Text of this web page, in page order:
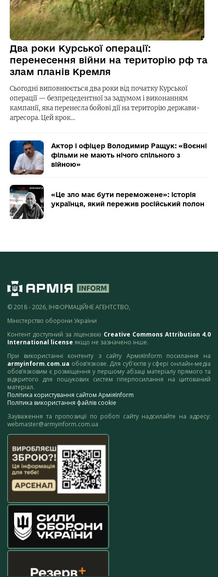
Два роки Курської операції:
перенесення війни на територію рф та
злам планів Кремля
Сьогодні виповнюється два роки від початку Курської
операції — безпрецедентної за задумом і виконанням
кампанії, яка перенесла бойові дії на територію держави-
агресора. Цей крок…
Актор і офіцер Володимир Ращук: «Воєнні
фільми не мають нічого спільного з
війною»
«Це зло має бути переможене»: історія
українця, який пережив російський полон
© 2018 - 2026, ІНФОРМАЦІЙНЕ АГЕНТСТВО,
Міністерство оборони України
Контент доступний за ліцензією Creative Commons Attribution 4.0
International license якщо не зазначено інше.
При використанні контенту з сайту АрміяInform посилання на
armyinform.com.ua обов’язкове. Для суб’єктів у сфері онлайн-медіа
обов’язковим є розміщення у першому абзаці матеріалу прямого та
відкритого для пошукових систем гіперпосилання на цитований
матеріал.
Політика користування сайтом АрміяInform
Політика використання файлів cookie
Зауваження та пропозиції по роботі сайту надсилайте на адресу:
webmaster@armyinform.com.ua